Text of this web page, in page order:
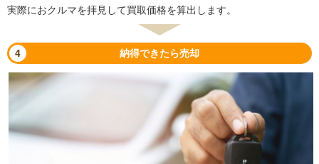
実際におクルマを拝見して買取価格を算出します。
4 納得できたら売却